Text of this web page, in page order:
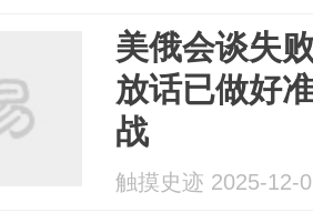
美俄会谈失
放话已做好
战
触摸史迹 2025-12-